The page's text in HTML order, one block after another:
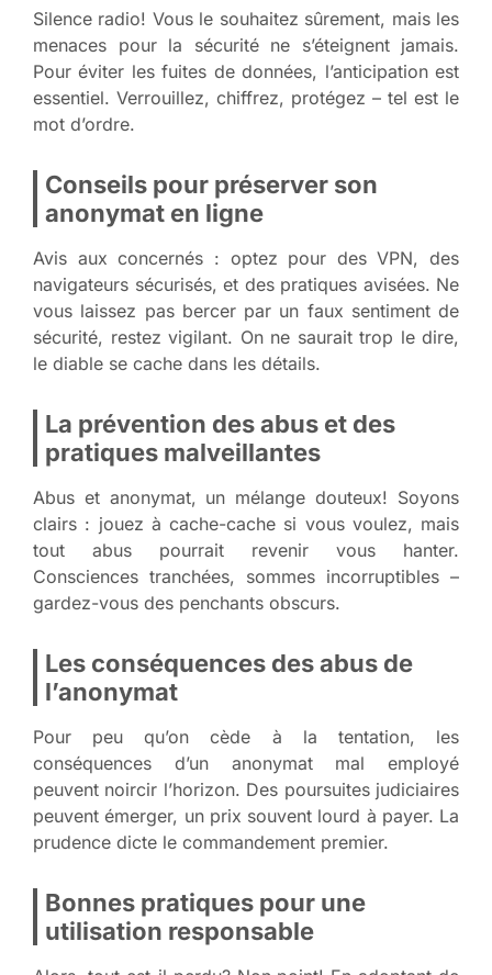
Silence radio! Vous le souhaitez sûrement, mais les
menaces pour la sécurité ne s’éteignent jamais.
Pour éviter les fuites de données, l’anticipation est
essentiel. Verrouillez, chiffrez, protégez – tel est le
mot d’ordre.
Conseils pour préserver son
anonymat en ligne
Avis aux concernés : optez pour des VPN, des
navigateurs sécurisés, et des pratiques avisées. Ne
vous laissez pas bercer par un faux sentiment de
sécurité, restez vigilant. On ne saurait trop le dire,
le diable se cache dans les détails.
La prévention des abus et des
pratiques malveillantes
Abus et anonymat, un mélange douteux! Soyons
clairs : jouez à cache-cache si vous voulez, mais
tout abus pourrait revenir vous hanter.
Consciences tranchées, sommes incorruptibles –
gardez-vous des penchants obscurs.
Les conséquences des abus de
l’anonymat
Pour peu qu’on cède à la tentation, les
conséquences d’un anonymat mal employé
peuvent noircir l’horizon. Des poursuites judiciaires
peuvent émerger, un prix souvent lourd à payer. La
prudence dicte le commandement premier.
Bonnes pratiques pour une
utilisation responsable